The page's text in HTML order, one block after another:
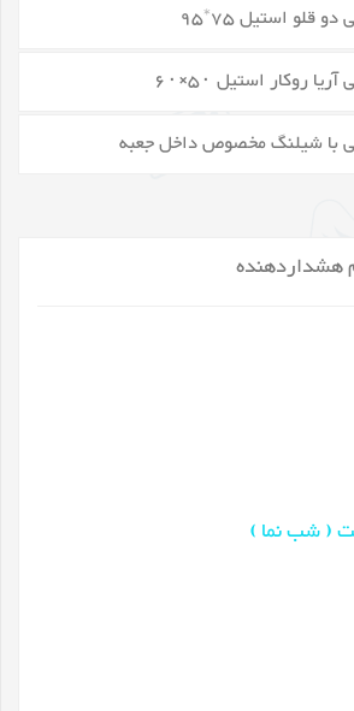
استیل 75*95
استیل ۵۰×۶۰
شیلنگ مخصوص داخل جعبه
هشداردهنده
( شب نما )